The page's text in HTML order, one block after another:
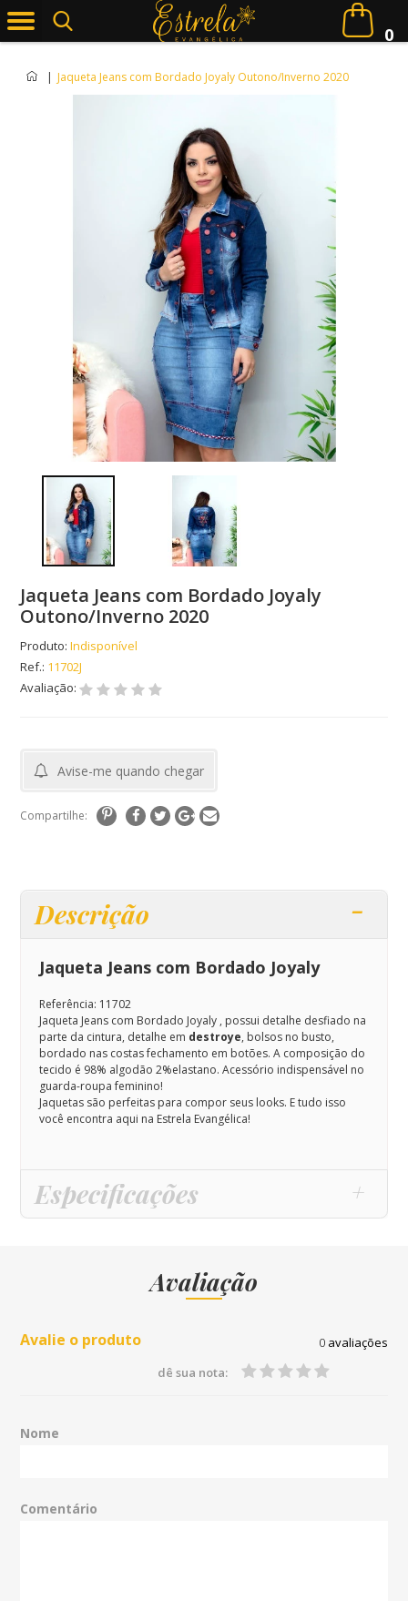
0
| Jaqueta Jeans com Bordado Joyaly Outono/Inverno 2020
Jaqueta Jeans com Bordado Joyaly
Outono/Inverno 2020
Produto: Indisponível
Ref.: 11702J
Avaliação:
Avise-me quando chegar
Compartilhe:
Descrição
Jaqueta Jeans com Bordado Joyaly
Referência: 11702
Jaqueta Jeans com Bordado Joyaly , possui detalhe desfiado na
parte da cintura, detalhe em destroye, bolsos no busto,
bordado nas costas fechamento em botões. A composição do
tecido é 98% algodão 2%elastano. Acessório indispensável no
guarda-roupa feminino!
Jaquetas são perfeitas para compor seus looks. E tudo isso
você encontra aqui na Estrela Evangélica!
Especificações
Avaliação
Avalie o produto 0avaliações
dê sua nota:
Nome
Comentário